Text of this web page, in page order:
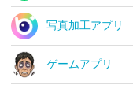
写真加工アプリ
ゲームアプリ